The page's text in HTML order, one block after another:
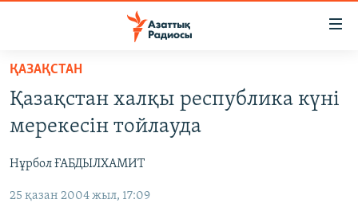
Skip
main
content
to
Navigation
САЯСАТ
AZATTYQTV
ҚАҢТАР ОҚИҒАСЫ
АДАМ ҚҰҚЫҚТАРЫ
ҚАЗАҚСТАН
Қазақстан халқы республика күні
мерекесін тойлауда
Нұрбол ҒАБДЫЛХАМИТ
25 қазан 2004 жыл, 17:09